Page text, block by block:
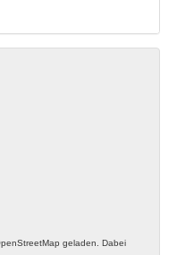
geladen. Dabei